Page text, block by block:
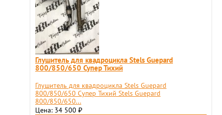
Глушитель для квадроцикла Stels Guepard
800/850/650 Супер Тихий
Глушитель для квадроцикла Stels Guepard
800/850/650 Супер Тихий Stels Guepard
800/850/650...
Цена: 34 500 ₽